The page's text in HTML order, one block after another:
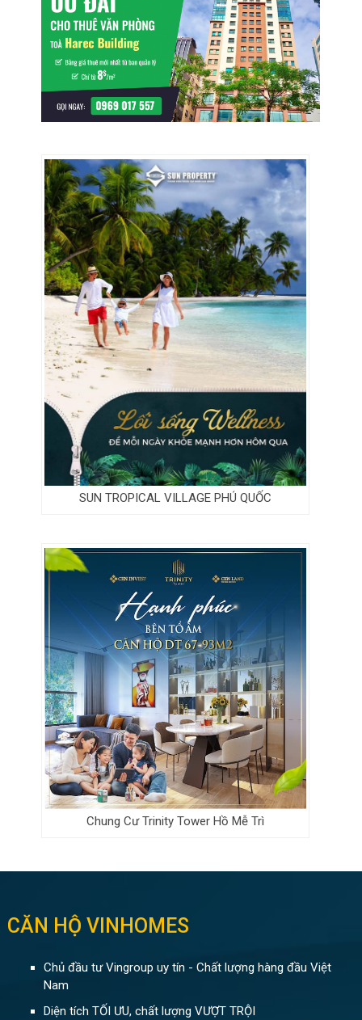
SUN TROPICAL VILLAGE PHÚ QUỐC
Chung Cư Trinity Tower Hồ Mễ Trì
CĂN HỘ VINHOMES
Chủ đầu tư Vingroup uy tín - Chất lượng hàng đầu Việt
Nam
Diện tích TỐI ƯU, chất lượng VƯỢT TRỘI